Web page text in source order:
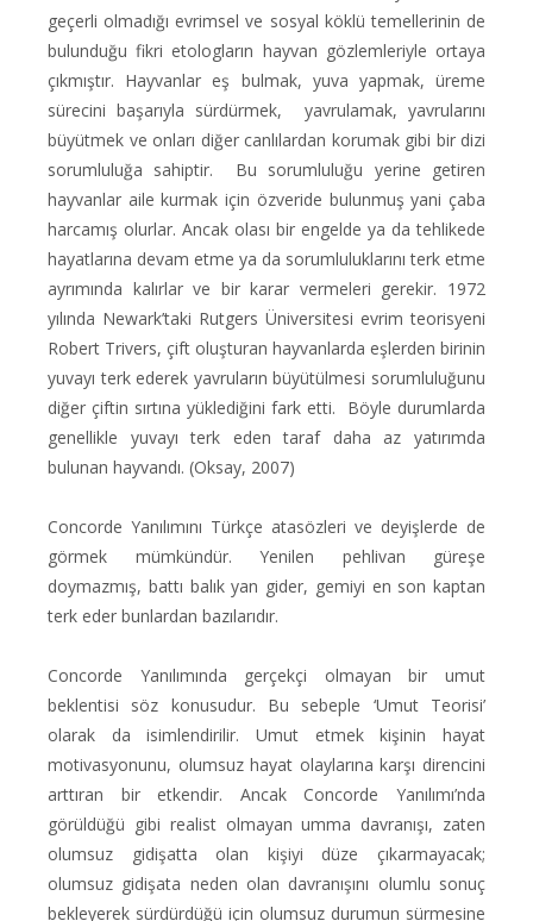
geçerli olmadığı evrimsel ve sosyal köklü temellerinin de
bulunduğu fikri etologların hayvan gözlemleriyle ortaya
çıkmıştır. Hayvanlar eş bulmak, yuva yapmak, üreme
sürecini başarıyla sürdürmek,
yavrulamak, yavrularını
büyütmek ve onları diğer canlılardan korumak gibi bir dizi
sorumluluğa sahiptir. Bu sorumluluğu yerine getiren
hayvanlar aile kurmak için özveride bulunmuş yani çaba
harcamış olurlar. Ancak olası bir engelde ya da tehlikede
hayatlarına devam etme ya da sorumluluklarını terk etme
ayrımında kalırlar ve bir karar vermeleri gerekir. 1972
yılında Newark’taki Rutgers Üniversitesi evrim teorisyeni
Robert Trivers, çift oluşturan hayvanlarda eşlerden birinin
yuvayı terk ederek yavruların büyütülmesi sorumluluğunu
diğer çiftin sırtına yüklediğini fark etti. Böyle durumlarda
genellikle yuvayı terk eden taraf daha az yatırımda
bulunan hayvandı. (Oksay, 2007)
Concorde Yanılımını Türkçe atasözleri ve deyişlerde de
görmek mümkündür. Yenilen pehlivan güreşe
doymazmış, battı balık yan gider, gemiyi en son kaptan
terk eder bunlardan bazılarıdır.
Concorde Yanılımında gerçekçi olmayan bir umut
beklentisi söz konusudur. Bu sebeple ‘Umut Teorisi’
olarak da isimlendirilir. Umut etmek kişinin hayat
motivasyonunu, olumsuz hayat olaylarına karşı direncini
arttıran bir etkendir. Ancak Concorde Yanılımı’nda
görüldüğü gibi realist olmayan umma davranışı, zaten
olumsuz gidişatta olan kişiyi düze çıkarmayacak;
olumsuz gidişata neden olan davranışını olumlu sonuç
bekleyerek sürdürdüğü için olumsuz durumun sürmesine